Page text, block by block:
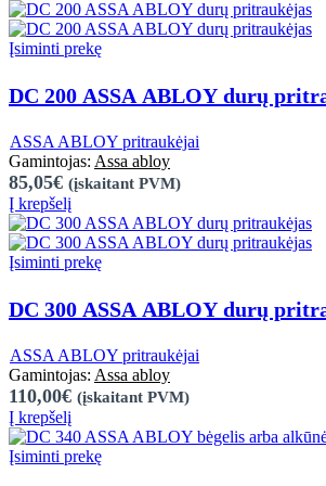
Įsiminti prekę
DC 200 ASSA ABLOY durų
ASSA ABLOY pritraukėjai
Assa abloy
85,05€ (įskaitant PVM)
Į krepšelį
Įsiminti prekę
DC 300 ASSA ABLOY durų
ASSA ABLOY pritraukėjai
Assa abloy
110,00€ (įskaitant PVM)
Į krepšelį
Įsiminti prekę